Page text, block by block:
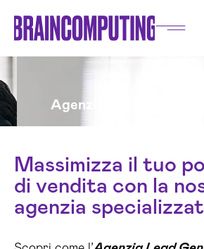
Agenzia Lead
Massimizza il tuo
di vendita con la
agenzia